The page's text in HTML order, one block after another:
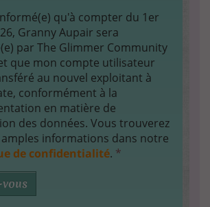
qu'à compter du 1er
Granny Aupair sera
par The Glimmer Community
que mon compte utilisateur
au nouvel exploitant à
conformément à la
en matière de
des données. Vous trouverez
informations dans notre
de confidentialité. *